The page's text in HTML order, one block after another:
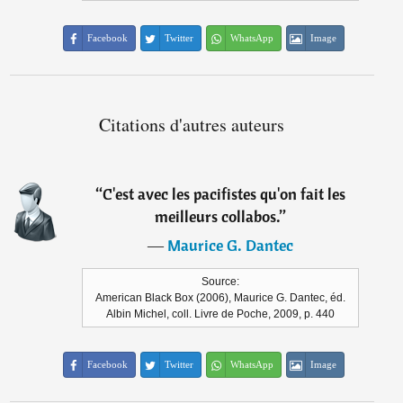
Facebook Twitter WhatsApp Image
Citations d'autres auteurs
“C'est avec les pacifistes qu'on fait les
meilleurs collabos.”
―Maurice G. Dantec
Source:
American Black Box (2006), Maurice G. Dantec, éd.
Albin Michel, coll. Livre de Poche, 2009, p. 440
Facebook Twitter WhatsApp Image